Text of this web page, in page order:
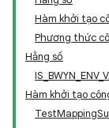
Hàm khởi tạo
Phương thức
Hằng số
Hàm khởi tạo